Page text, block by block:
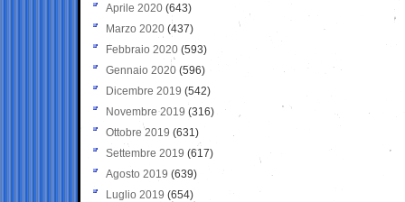
Aprile 2020 (643)
Marzo 2020 (437)
Febbraio 2020 (593)
Gennaio 2020 (596)
Dicembre 2019 (542)
Novembre 2019 (316)
Ottobre 2019 (631)
Settembre 2019 (617)
Agosto 2019 (639)
Luglio 2019 (654)